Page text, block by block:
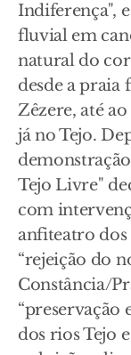
Indiferença",
fluvial em
natural do
desde a praia
Zêzere, até
já no Tejo.
Tejo Livre"
com
anfiteatro dos
“rejeição do
Constância/
“preservação
dos rios Tejo